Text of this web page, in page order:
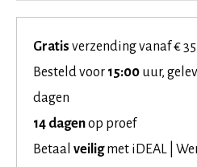
Gratis verzending vanaf €
Besteld voor 15:00 uur,
dagen
14 dagenop proef
Betaal veiligmet iDEAL |